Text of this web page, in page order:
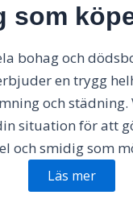
som
bohag och
en trygg
och städning.
situation för att
och smidig som
Läs mer